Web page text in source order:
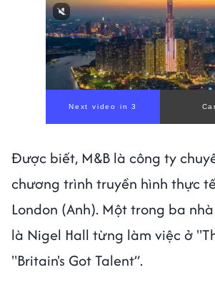
00:00/ 00:56
Được biết, M&B là công ty
chương trình truyền hình thực
London (Anh). Một trong ba
là Nigel Hall từng làm việc ở
"Britain's Got Talent”.